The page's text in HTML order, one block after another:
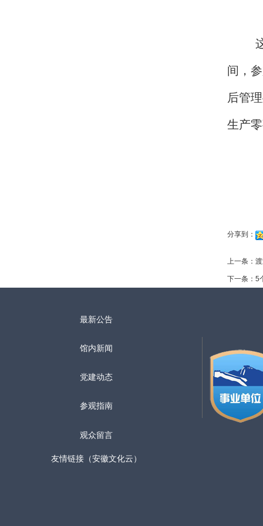
间，
后管
生产
分享到：
上一条：
下一条： 5
最新公告
馆内新闻
党建动态
参观指南
观众留言
友情链接（安徽文化云）